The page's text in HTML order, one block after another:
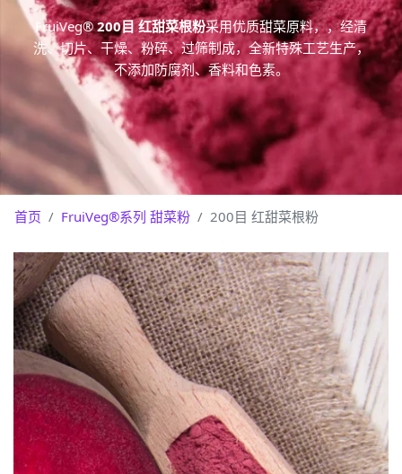
FruiVeg®200目 红甜菜根粉采用优质甜菜原料，，经清
洗、切片、干燥、粉碎、过筛制成，全新特殊工艺生产，
不添加防腐剂、香料和色素。
首页 FruiVeg®系列 甜菜粉 200目 红甜菜根粉